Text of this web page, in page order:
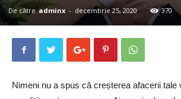
De către adminx - decembrie 25, 2020 370
Nimeni nu a spus că creșterea afacerii tale